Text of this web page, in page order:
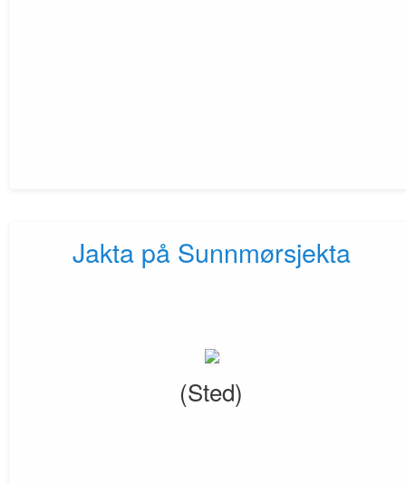
Jakta på Sunnmørsjekta
(Sted)